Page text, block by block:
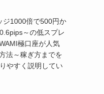
ジ1000倍で500円か
～の低スプレ
極口座が人気
法～稼ぎ方までを
やすく説明してい